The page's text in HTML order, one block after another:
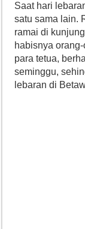
Saat hari
satu sama lain.
ramai di
habisnya
para tetua,
seminggu,
lebaran di